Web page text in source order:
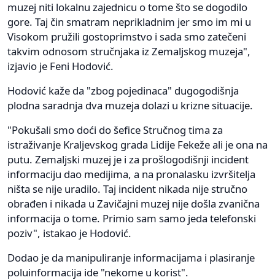
muzej niti lokalnu zajednicu o tome što se dogodilo
gore. Taj čin smatram neprikladnim jer smo im mi u
Visokom pružili gostoprimstvo i sada smo zatečeni
takvim odnosom stručnjaka iz Zemaljskog muzeja",
izjavio je Feni Hodović.
Hodović kaže da "zbog pojedinaca" dugogodišnja
plodna saradnja dva muzeja dolazi u krizne situacije.
"Pokušali smo doći do šefice Stručnog tima za
istraživanje Kraljevskog grada Lidije Fekeže ali je ona na
putu. Zemaljski muzej je i za prošlogodišnji incident
informaciju dao medijima, a na pronalasku izvršitelja
ništa se nije uradilo. Taj incident nikada nije stručno
obrađen i nikada u Zavičajni muzej nije došla zvanična
informacija o tome. Primio sam samo jeda telefonski
poziv", istakao je Hodović.
Dodao je da manipuliranje informacijama i plasiranje
poluinformacija ide "nekome u korist".